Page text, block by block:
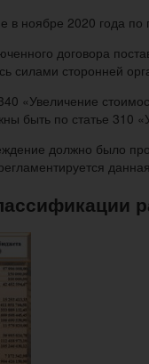
ноябре 2020 года по
договора
силами сторонней
«Увеличение
быть по статье 310
должно было